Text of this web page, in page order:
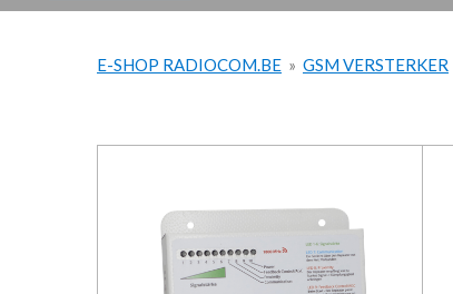
E-SHOP RADIOCOM.BE » GSM VERSTERKER